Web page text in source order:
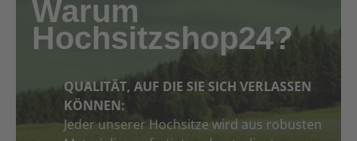
Warum
Hochsitzshop24?
QUALITÄT, AUF DIE SIE SICH VERLASSEN
KÖNNEN:
Jeder unserer Hochsitze wird aus robusten